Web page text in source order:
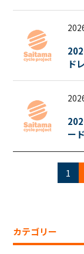
ド
ー
1
カテゴリー